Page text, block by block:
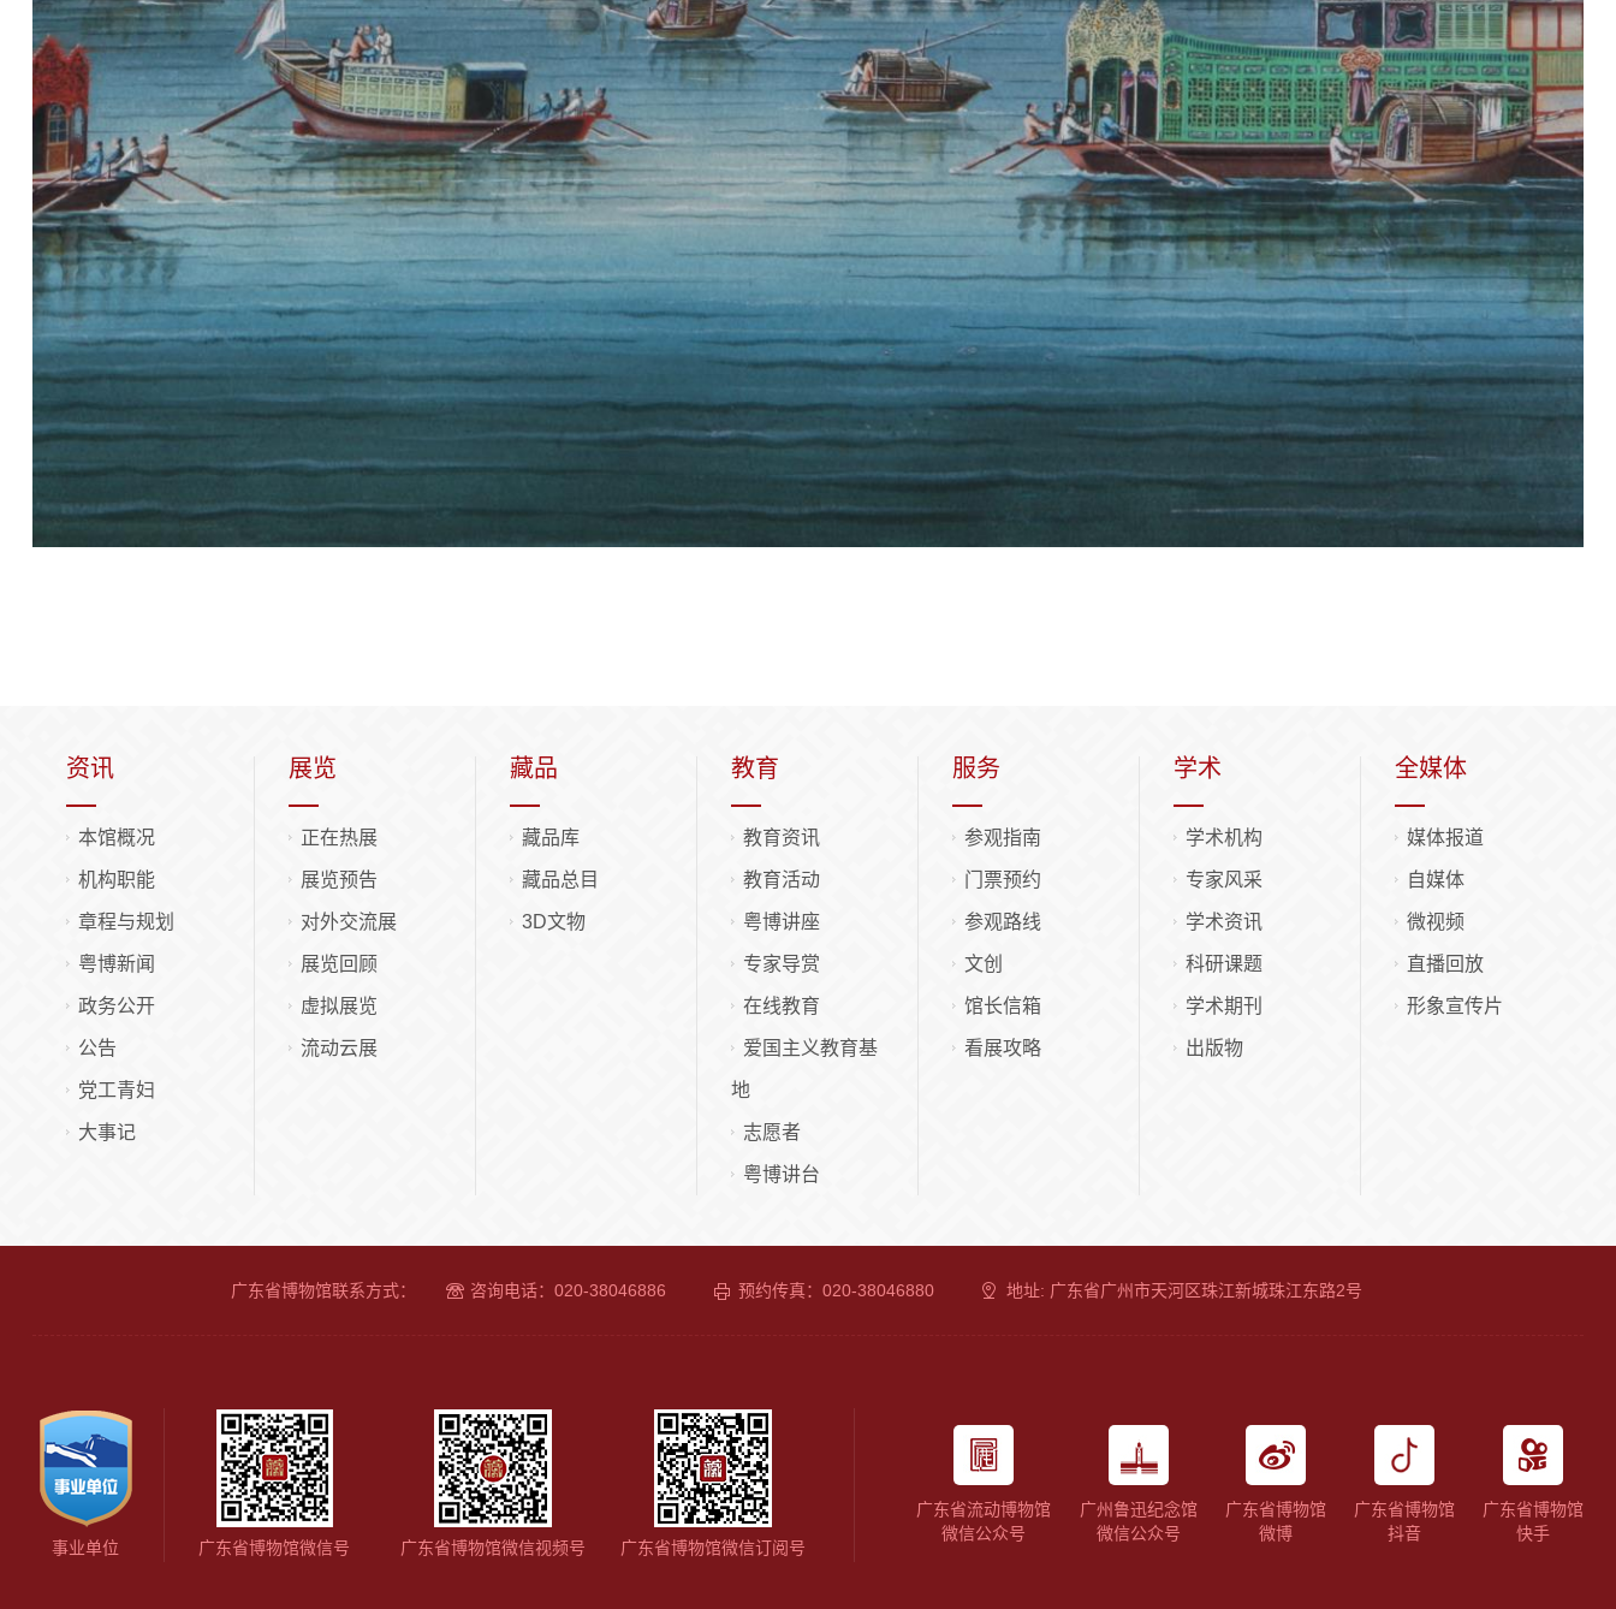
资讯
本馆概况
机构职能
章程与规划
粤博新闻
政务公开
公告
党工青妇
大事记
展览
正在热展
展览预告
对外交流展
展览回顾
虚拟展览
流动云展
藏品
藏品库
藏品总目
3D文物
教育
教育资讯
教育活动
粤博讲座
专家导赏
在线教育
爱国主义教育基
地
志愿者
粤博讲台
服务
参观指南
门票预约
参观路线
文创
馆长信箱
看展攻略
学术
学术机构
专家风采
学术资讯
科研课题
学术期刊
出版物
全媒体
媒体报道
自媒体
微视频
直播回放
形象宣传片
广东省博物馆联系方式： 咨询电话：020-38046886 预约传真：020-38046880 地址: 广东省广州市天河区珠江新城珠江东路2号
事业单位 广东省博物馆微信号 广东省博物馆微信视频号 广东省博物馆微信订阅号
广东省流动博物馆
微信公众号
广州鲁迅纪念馆
微信公众号
广东省博物馆
微博
广东省博物馆
抖音
广东省博物馆
快手